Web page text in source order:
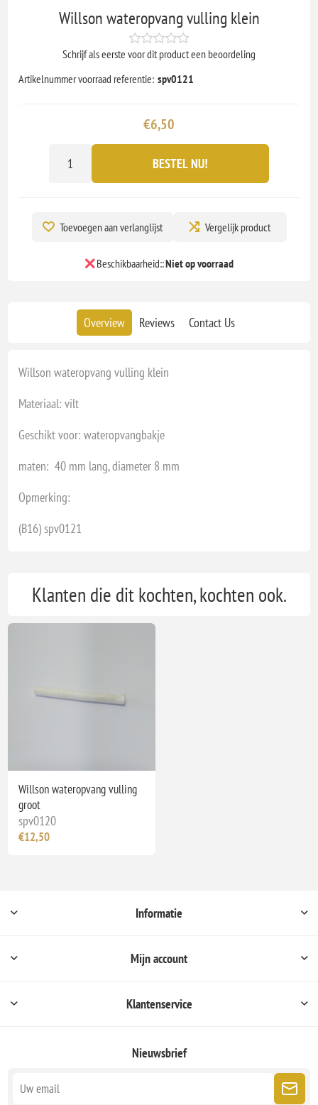
Willson wateropvang vulling klein
Schrijf als eerste voor dit product een beoordeling
Artikelnummer voorraad referentie: spv0121
€6,50
BESTEL NU!
Toevoegen aan verlanglijst Vergelijk product
Beschikbaarheid::Niet op voorraad
Overview Reviews Contact Us
Willson wateropvang vulling klein
Materiaal: vilt
Geschikt voor: wateropvangbakje
maten: 40 mm lang, diameter 8 mm
Opmerking:
(B16) spv0121
Klanten die dit kochten, kochten ook.
Willson wateropvang vulling
groot
spv0120
€12,50
Informatie
Mijn account
Klantenservice
Nieuwsbrief